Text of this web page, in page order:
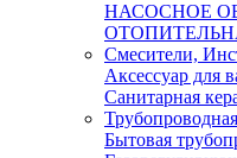
НАСОСНОЕ
Смесители,
Аксессуар для
Санитарная
Бытовая